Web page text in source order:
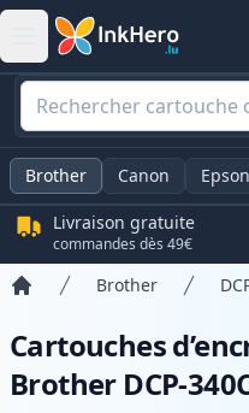
Brother Canon Epson
Livraison gratuite
commandes dès 49€
Brother
Cartouches
Brother DCP-